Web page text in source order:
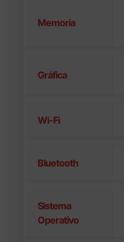
Memoria
Gráfica
Wi-Fi
Bluetooth
Sistema
Operativo